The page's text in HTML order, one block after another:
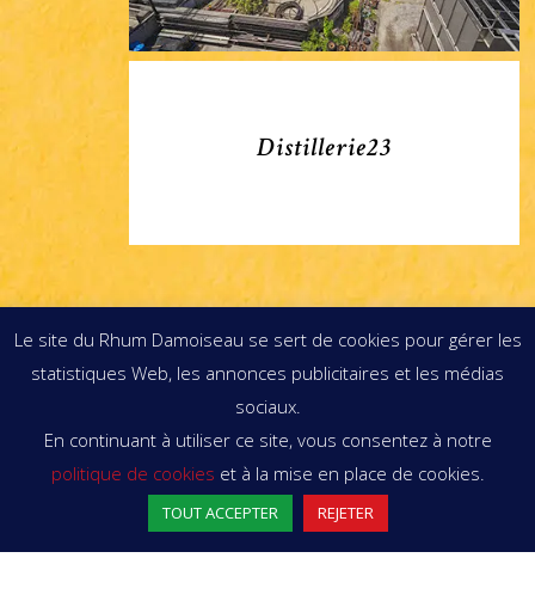
Distillerie23
Previous 1 2 3 Next
Le site du Rhum Damoiseau se sert de cookies pour gérer les
statistiques Web, les annonces publicitaires et les médias
sociaux.
En continuant à utiliser ce site, vous consentez à notre
politique de cookies et à la mise en place de cookies.
TOUT ACCEPTER REJETER